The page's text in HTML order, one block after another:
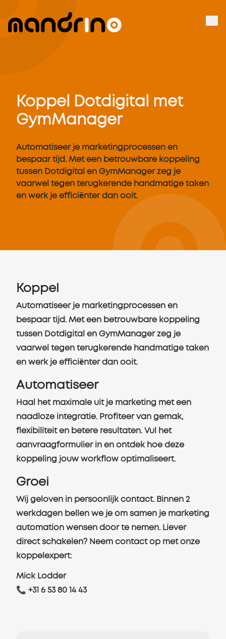
Koppel Dotdigital met
GymManager
Automatiseer je marketingprocessen en
bespaar tijd. Met een betrouwbare koppeling
tussen Dotdigital en GymManager zeg je
vaarwel tegen terugkerende handmatige taken
en werk je efficiënter dan ooit.
Koppel
Automatiseer je marketingprocessen en
bespaar tijd. Met een betrouwbare koppeling
tussen Dotdigital en GymManager zeg je
vaarwel tegen terugkerende handmatige taken
en werk je efficiënter dan ooit.
Automatiseer
Haal het maximale uit je marketing met een
naadloze integratie. Profiteer van gemak,
flexibiliteit en betere resultaten. Vul het
aanvraagformulier in en ontdek hoe deze
koppeling jouw workflow optimaliseert.
Groei
Wij geloven in persoonlijk contact. Binnen 2
werkdagen bellen we je om samen je marketing
automation wensen door te nemen. Liever
direct schakelen? Neem contact op met onze
koppelexpert:
Mick Lodder
📞 +31 6 53 80 14 43